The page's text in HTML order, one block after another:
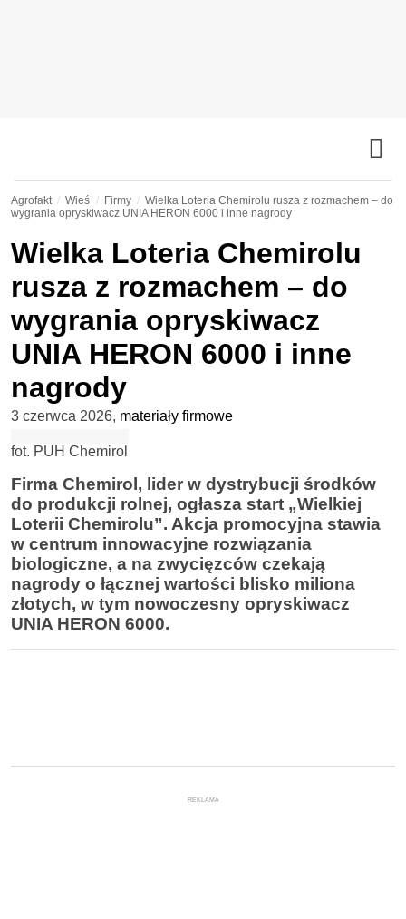
Agrofakt Wieś Firmy
Wielka Loteria Chemirolu rusza z rozmachem – do
wygrania opryskiwacz UNIA HERON 6000 i inne nagrody
Wielka Loteria Chemirolu
rusza z rozmachem – do
wygrania opryskiwacz
UNIA HERON 6000 i inne
nagrody
3 czerwca 2026, materiały firmowe
fot. PUH Chemirol
Firma Chemirol, lider w dystrybucji środków
do produkcji rolnej, ogłasza start „Wielkiej
Loterii Chemirolu”. Akcja promocyjna stawia
w centrum innowacyjne rozwiązania
biologiczne, a na zwycięzców czekają
nagrody o łącznej wartości blisko miliona
złotych, w tym nowoczesny opryskiwacz
UNIA HERON 6000.
REKLAMA